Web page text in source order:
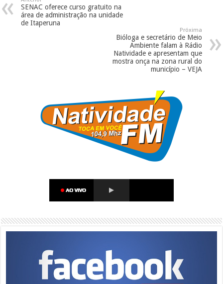
SENAC oferece curso gratuito na
área de administração na unidade
de Itaperuna
Próxima
Bióloga e secretário de Meio
Ambiente falam à Rádio
Natividade e apresentam que
mostra onça na zona rural do
município – VEJA